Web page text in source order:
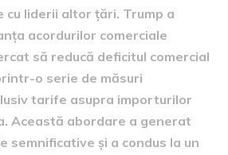
cu liderii altor țări. Trump a
acordurilor comerciale
să reducă deficitul comercial
o serie de măsuri
tarife asupra importurilor
Această abordare a generat
semnificative și a condus la un